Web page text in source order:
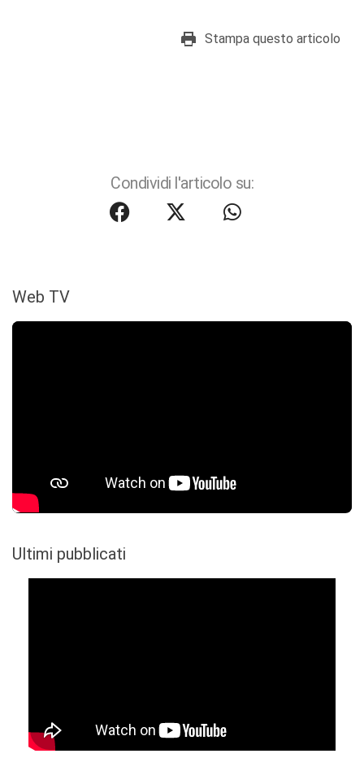
Stampa questo articolo
Condividi l'articolo su:
Web TV
Ultimi pubblicati